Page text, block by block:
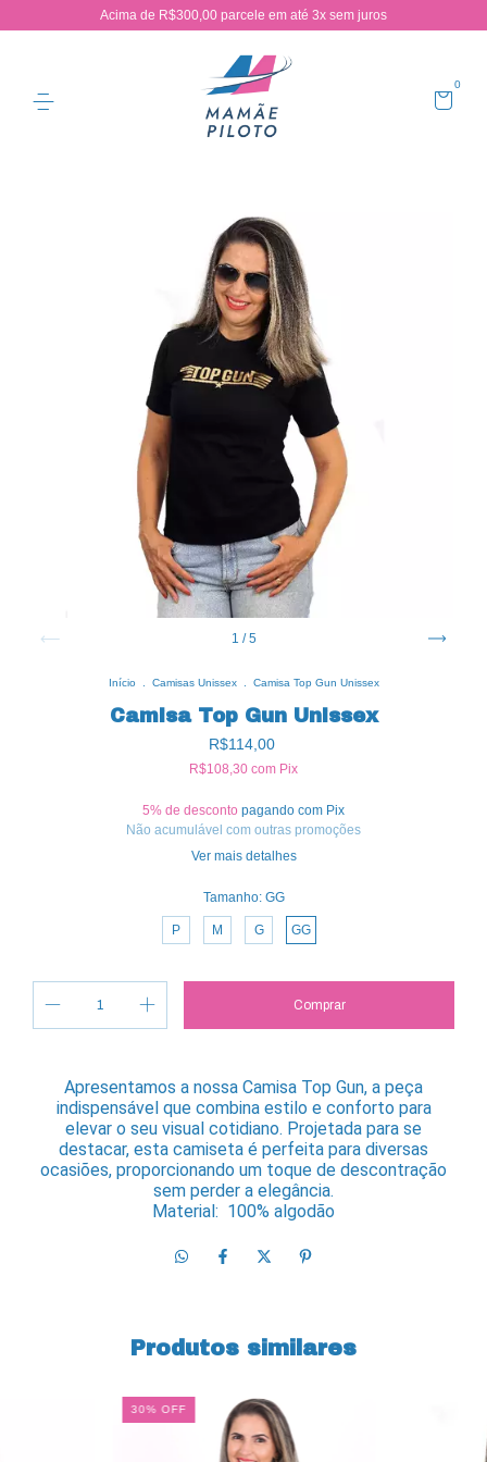
Acima de R$300,00 parcele em até 3x sem juros
0
1 /5
Início Camisas Unissex Camisa Top Gun Unissex
Camisa Top Gun Unissex
R$114,00
R$108,30 com Pix
5% de desconto pagando com Pix
Não acumulável com outras promoções
Ver mais detalhes
Tamanho: GG
P M G GG
Apresentamos a nossa Camisa Top Gun, a peça
indispensável que combina estilo e conforto para
elevar o seu visual cotidiano. Projetada para se
destacar, esta camiseta é perfeita para diversas
ocasiões, proporcionando um toque de descontração
sem perder a elegância.
Material: 100% algodão
Produtos similares
30%OFF